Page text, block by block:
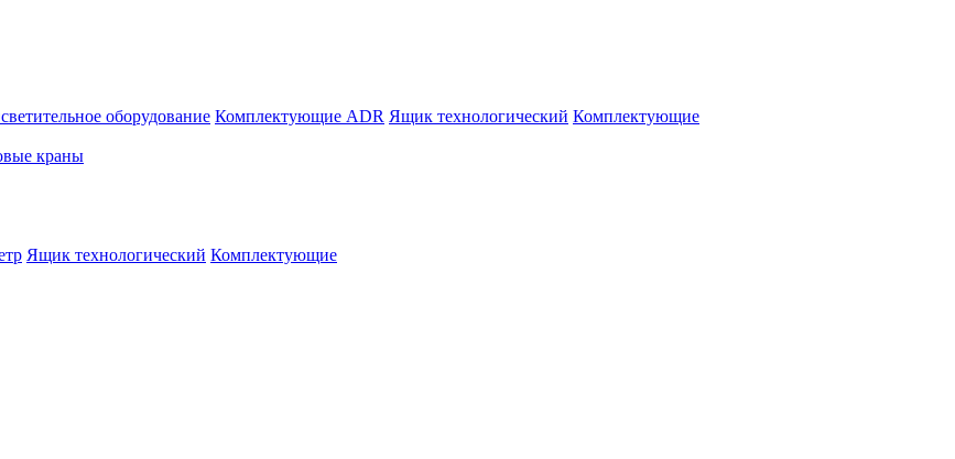
оборудование Комплектующие ADR Ящик технологический Комплектующие
краны
Ящик технологический Комплектующие